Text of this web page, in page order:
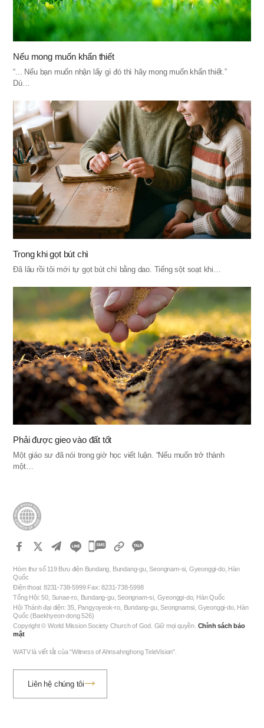
Nếu mong muốn khẩn thiết
“... Nếu bạn muốn nhận lấy gì đó thì hãy mong muốn khẩn thiết.”
Dù…
Trong khi gọt bút chì
Đã lâu rồi tôi mới tự gọt bút chì bằng dao. Tiếng sột soạt khi…
Phải được gieo vào đất tốt
Một giáo sư đã nói trong giờ học viết luận. “Nếu muốn trở thành
một…
카
오
톡
공
하
Hòm thư số 119 Bưu điện Bundang, Bundang-gu, Seongnam-si, Gyeonggi-do, Hàn
Quốc
Điện thoại: 8231-738-5999 Fax: 8231-738-5998
Tổng Hội: 50, Sunae-ro, Bundang-gu, Seongnam-si, Gyeonggi-do, Hàn Quốc
Hội Thánh đại diện: 35, Pangyoyeok-ro, Bundang-gu, Seongnamsi, Gyeonggi-do, Hàn
Quốc (Baekhyeon-dong 526)
Copyright © World Mission Society Church of God. Giữ mọi quyền. Chính sách bảo
mật
WATV là viết tắt của “Witness of Ahnsahnghong TeleVision”.
Liên hệ chúng tôi